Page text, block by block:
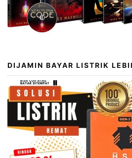
DIJAMIN BAYAR LISTRIK